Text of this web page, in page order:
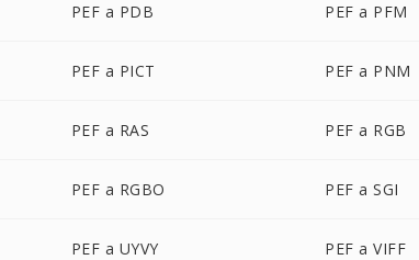
PEF a PDB PEF a PFM
PEF a PICT PEF a PNM
PEF a RAS PEF a RGB
PEF a RGBO PEF a SGI
PEF a UYVY PEF a VIFF